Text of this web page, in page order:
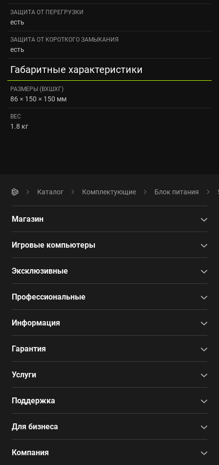
ЗАЩИТА ОТ ПЕРЕГРУЗКИ
есть
ЗАЩИТА ОТ КОРОТКОГО ЗАМЫКАНИЯ
есть
Габаритные характеристики
РАЗМЕРЫ (ВXШXГ)
86 × 150 × 150 мм
ВЕС
1.8 кг
Каталог Комплектующие Блок питания
Магазин
Игровые компьютеры
Эксклюзивные
Профессиональные
Информация
Гарантия
Услуги
Поддержка
Для бизнеса
Компания